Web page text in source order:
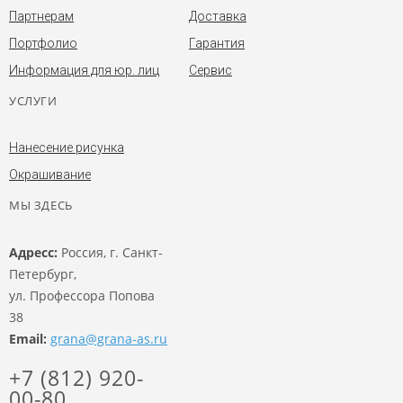
Партнерам
Портфолио
Информация для юр. лиц
Доставка
Гарантия
Сервис
УСЛУГИ
Нанесение рисунка
Окрашивание
МЫ ЗДЕСЬ
Адресс: Россия, г. Санкт-
Петербург,
ул. Профессора Попова
38
Email: grana@grana-as.ru
+7 (812) 920-